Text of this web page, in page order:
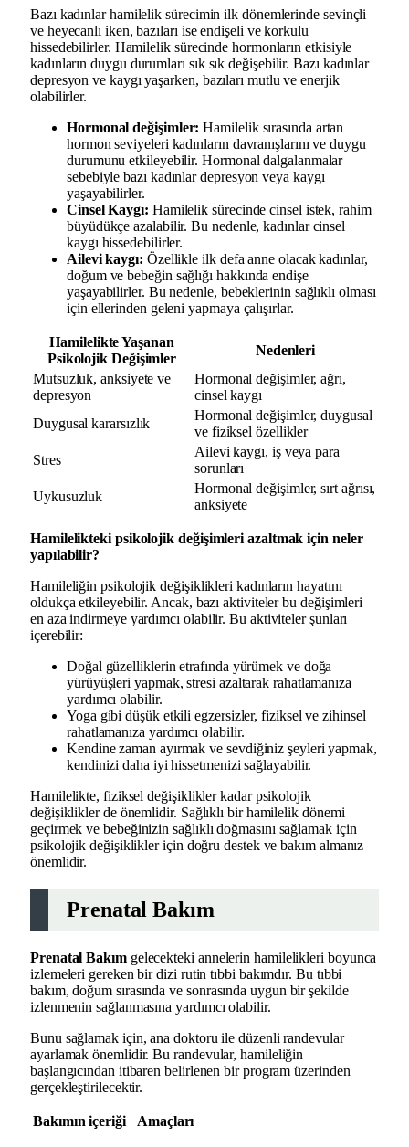
Bazı kadınlar hamilelik sürecimin ilk dönemlerinde sevinçli
ve heyecanlı iken, bazıları ise endişeli ve korkulu
hissedebilirler. Hamilelik sürecinde hormonların etkisiyle
kadınların duygu durumları sık sık değişebilir. Bazı kadınlar
depresyon ve kaygı yaşarken, bazıları mutlu ve enerjik
olabilirler.
Hormonal değişimler: Hamilelik sırasında artan
hormon seviyeleri kadınların davranışlarını ve duygu
durumunu etkileyebilir. Hormonal dalgalanmalar
sebebiyle bazı kadınlar depresyon veya kaygı
yaşayabilirler.
Cinsel Kaygı: Hamilelik sürecinde cinsel istek, rahim
büyüdükçe azalabilir. Bu nedenle, kadınlar cinsel
kaygı hissedebilirler.
Ailevi kaygı: Özellikle ilk defa anne olacak kadınlar,
doğum ve bebeğin sağlığı hakkında endişe
yaşayabilirler. Bu nedenle, bebeklerinin sağlıklı olması
için ellerinden geleni yapmaya çalışırlar.
Hamilelikte Yaşanan
Psikolojik Değişimler
Nedenleri
Mutsuzluk, anksiyete ve
depresyon
Hormonal değişimler, ağrı,
cinsel kaygı
Duygusal kararsızlık
Hormonal değişimler, duygusal
ve fiziksel özellikler
Stres
Ailevi kaygı, iş veya para
sorunları
Uykusuzluk
Hormonal değişimler, sırt ağrısı,
anksiyete
Hamilelikteki psikolojik değişimleri azaltmak için neler
yapılabilir?
Hamileliğin psikolojik değişiklikleri kadınların hayatını
oldukça etkileyebilir. Ancak, bazı aktiviteler bu değişimleri
en aza indirmeye yardımcı olabilir. Bu aktiviteler şunları
içerebilir:
Doğal güzelliklerin etrafında yürümek ve doğa
yürüyüşleri yapmak, stresi azaltarak rahatlamanıza
yardımcı olabilir.
Yoga gibi düşük etkili egzersizler, fiziksel ve zihinsel
rahatlamanıza yardımcı olabilir.
Kendine zaman ayırmak ve sevdiğiniz şeyleri yapmak,
kendinizi daha iyi hissetmenizi sağlayabilir.
Hamilelikte, fiziksel değişiklikler kadar psikolojik
değişiklikler de önemlidir. Sağlıklı bir hamilelik dönemi
geçirmek ve bebeğinizin sağlıklı doğmasını sağlamak için
psikolojik değişiklikler için doğru destek ve bakım almanız
önemlidir.
Prenatal Bakım
Prenatal Bakımgelecekteki annelerin hamilelikleri boyunca
izlemeleri gereken bir dizi rutin tıbbi bakımdır. Bu tıbbi
bakım, doğum sırasında ve sonrasında uygun bir şekilde
izlenmenin sağlanmasına yardımcı olabilir.
Bunu sağlamak için, ana doktoru ile düzenli randevular
ayarlamak önemlidir. Bu randevular, hamileliğin
başlangıcından itibaren belirlenen bir program üzerinden
gerçekleştirilecektir.
Bakımın içeriği Amaçları